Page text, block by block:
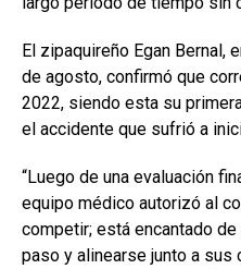
El zipaquireño Egan Bernal,
de agosto, confirmó que
2022, siendo esta su
el accidente que sufrió a
“Luego de una evaluación
equipo médico autorizó al
competir; está encantado
paso y alinearse junto a sus